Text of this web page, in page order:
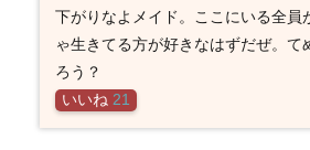
下がりなよメイド。ここにいる全員
ゃ生きてる方が好きなはずだぜ。て
ろう？
いいね 21